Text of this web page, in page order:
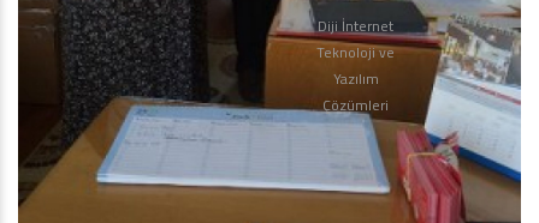
Diji İnternet
Teknoloji ve
Yazılım
Çözümleri